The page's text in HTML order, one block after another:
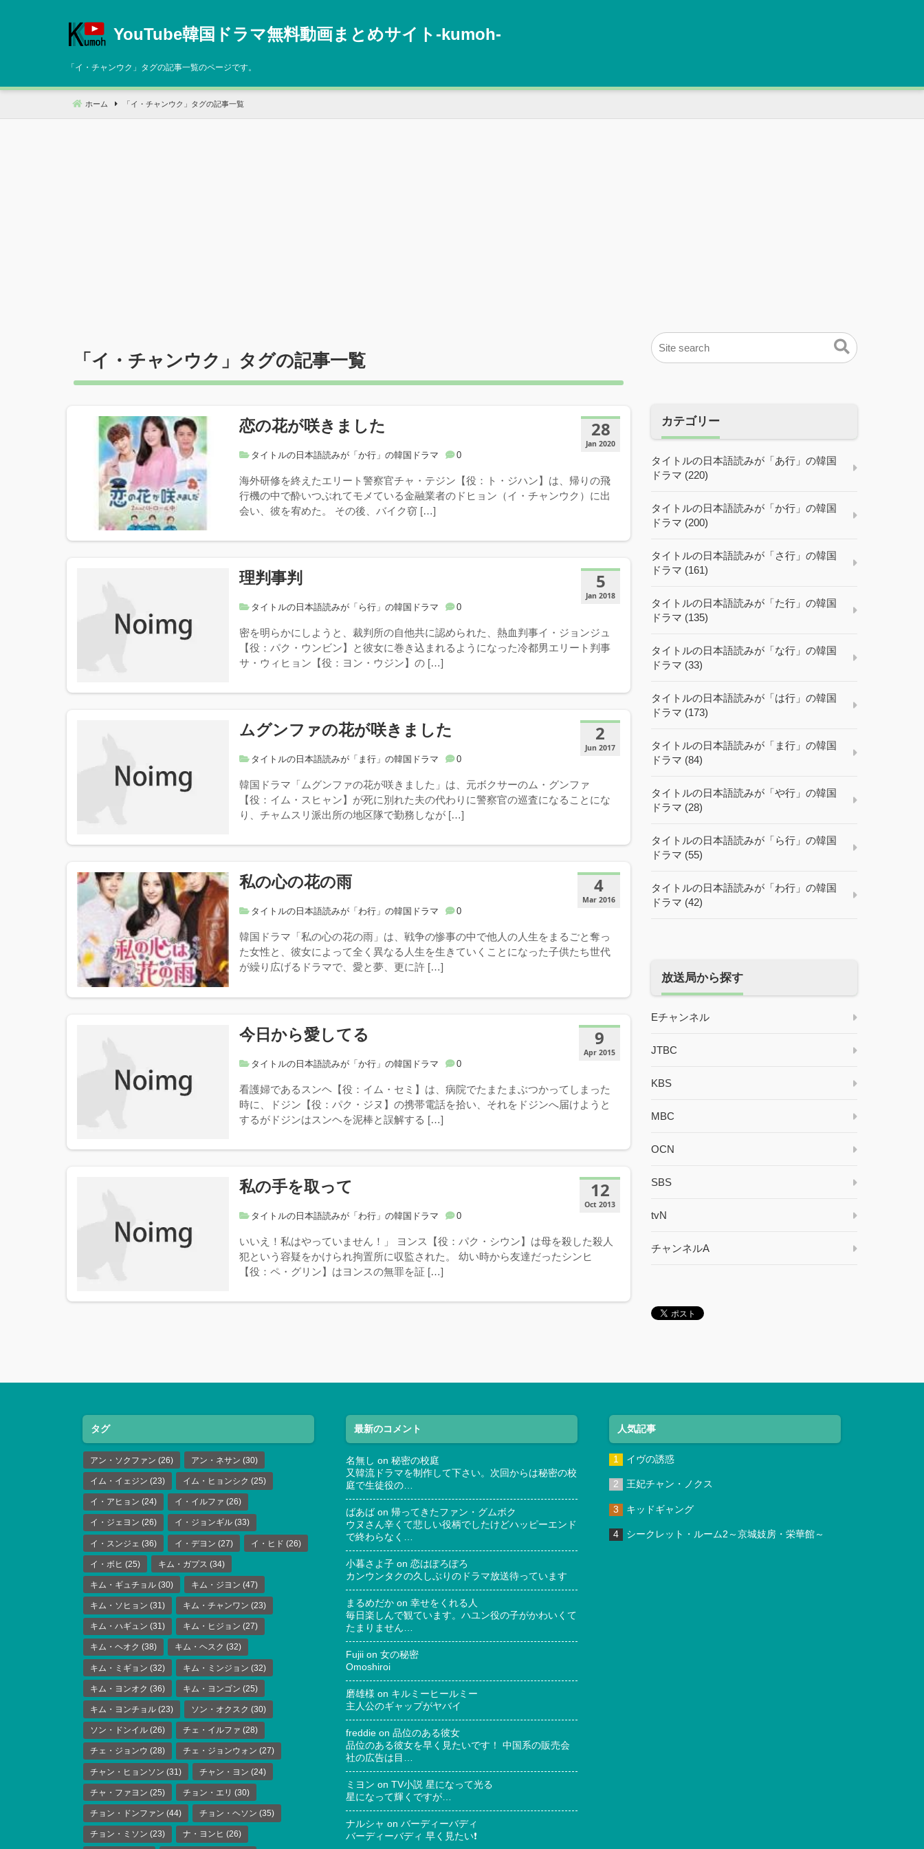
へ
動
YouTube韓国ドラマ無料動画まとめサイト‐kumoh‐
「 イ・チャンウク 」タグの記事一覧のページです。
ホーム 「 イ・チャンウク 」タグの記事一覧
「 イ・チャンウク 」タグの記事一覧
28
Jan 2020
恋の花が咲きました
タイトルの日本語読みが「か行」の韓国ドラマ 0
海外研修を終えたエリート警察官チャ・テジン【役：ト・ジハン】は、帰りの飛
行機の中で酔いつぶれてモメている金融業者のドヒョン（イ・チャンウク）に出
会い、彼を宥めた。 その後、バイク窃 […]
5
Jan 2018
理判事判
タイトルの日本語読みが「ら行」の韓国ドラマ 0
密を明らかにしようと、裁判所の自他共に認められた、熱血判事イ・ジョンジュ
【役：パク・ウンビン】と彼女に巻き込まれるようになった冷都男エリート判事
サ・ウィヒョン【役：ヨン・ウジン】の […]
2
Jun 2017
ムグンファの花が咲きました
タイトルの日本語読みが「ま行」の韓国ドラマ 0
韓国ドラマ「ムグンファの花が咲きました」は、元ボクサーのム・グンファ
【役：イム・スヒャン】が死に別れた夫の代わりに警察官の巡査になることにな
り、チャムスリ派出所の地区隊で勤務しなが […]
4
Mar 2016
私の心の花の雨
タイトルの日本語読みが「わ行」の韓国ドラマ 0
韓国ドラマ「私の心の花の雨」は、戦争の惨事の中で他人の人生をまるごと奪っ
た女性と、彼女によって全く異なる人生を生きていくことになった子供たち世代
が繰り広げるドラマで、愛と夢、更に許 […]
9
Apr 2015
今日から愛してる
タイトルの日本語読みが「か行」の韓国ドラマ 0
看護婦であるスンヘ【役：イム・セミ】は、病院でたまたまぶつかってしまった
時に、ドジン【役：パク・ジヌ】の携帯電話を拾い、それをドジンへ届けようと
するがドジンはスンヘを泥棒と誤解する […]
12
Oct 2013
私の手を取って
タイトルの日本語読みが「わ行」の韓国ドラマ 0
いいえ！私はやっていません！」 ヨンス【役：パク・シウン】は母を殺した殺人
犯という容疑をかけられ拘置所に収監された。 幼い時から友達だったシンヒ
【役：ペ・グリン】はヨンスの無罪を証 […]
カテゴリー
タイトルの日本語読みが「あ行」の韓国
ドラマ (220)
タイトルの日本語読みが「か行」の韓国
ドラマ (200)
タイトルの日本語読みが「さ行」の韓国
ドラマ (161)
タイトルの日本語読みが「た行」の韓国
ドラマ (135)
タイトルの日本語読みが「な行」の韓国
ドラマ (33)
タイトルの日本語読みが「は行」の韓国
ドラマ (173)
タイトルの日本語読みが「ま行」の韓国
ドラマ (84)
タイトルの日本語読みが「や行」の韓国
ドラマ (28)
タイトルの日本語読みが「ら行」の韓国
ドラマ (55)
タイトルの日本語読みが「わ行」の韓国
ドラマ (42)
放送局から探す
Eチャンネル
JTBC
KBS
MBC
OCN
SBS
tvN
チャンネルA
タグ
アン・ソクファン (26) アン・ネサン (30)
イム・イェジン (23) イム・ヒョンシク (25)
イ・アヒョン (24) イ・イルファ (26)
イ・ジェヨン (26) イ・ジョンギル (33)
イ・スンジェ (36) イ・デヨン (27) イ・ヒド (26)
イ・ボヒ (25) キム・ガプス (34)
キム・ギュチョル (30) キム・ジヨン (47)
キム・ソヒョン (31) キム・チャンワン (23)
キム・ハギュン (31) キム・ヒジョン (27)
キム・ヘオク (38) キム・ヘスク (32)
キム・ミギョン (32) キム・ミンジョン (32)
キム・ヨンオク (36) キム・ヨンゴン (25)
キム・ヨンチョル (23) ソン・オクスク (30)
ソン・ドンイル (26) チェ・イルファ (28)
チェ・ジョンウ (28) チェ・ジョンウォン (27)
チャン・ヒョンソン (31) チャン・ヨン (24)
チャ・ファヨン (25) チョン・エリ (30)
チョン・ドンファン (44) チョン・ヘソン (35)
チョン・ミソン (23) ナ・ヨンヒ (26)
最新のコメント
名無し on 秘密の校庭
又韓流ドラマを制作して下さい。次回からは秘密の校
庭で生徒役の…
ばあば on 帰ってきたファン・グムボク
ウヌさん辛くて悲しい役柄でしたけどハッピーエンド
で終わらなく…
小暮さよ子 on 恋はぽろぽろ
カンウンタクの久しぶりのドラマ放送待っています
まるめだか on 幸せをくれる人
毎日楽しんで観ています。ハユン役の子がかわいくて
たまりません…
Fujii on 女の秘密
Omoshiroi
磨雄様 on キルミーヒールミー
主人公のギャップがヤバイ
freddie on 品位のある彼女
品位のある彼女を早く見たいです！ 中国系の販売会
社の広告は目…
ミヨン on TV小説 星になって光る
星になって輝くですが…
ナルシャ on バーディーバディ
バーディーバディ 早く見たい❗
人気記事
イヴの誘惑
王妃チャン・ノクス
キッドギャング
シークレット・ルーム2～京城妓房・栄華館～